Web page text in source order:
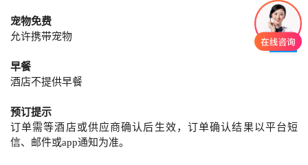
宠物免费
允许携带宠物
早餐
酒店不提供早餐
预订提示
订单需等酒店或供应商确认后生效，订单确认结果以平台短
信、邮件或app通知为准。